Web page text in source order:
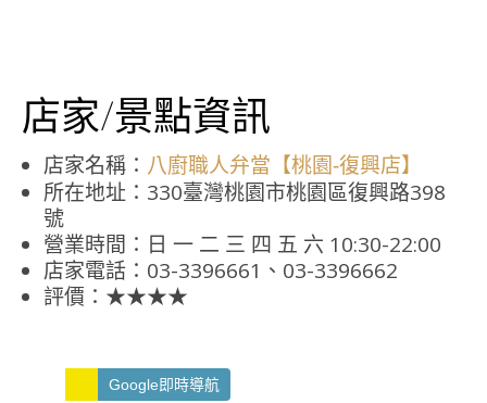
店家/景點資訊
店家名稱： 八廚職人弁當【桃園-復興店】
所在地址：330臺灣桃園市桃園區復興路398
號
營業時間：日 一 二 三 四 五 六 10:30-22:00
店家電話：03-3396661、03-3396662
評價：★★★★
Google即時導航